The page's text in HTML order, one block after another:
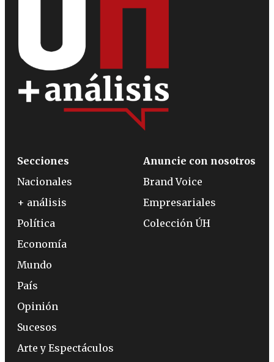
Secciones
Nacionales
+ análisis
Política
Economía
Mundo
País
Opinión
Sucesos
Arte y Espectáculos
Anuncie con nosotros
Brand Voice
Empresariales
Colección ÚH